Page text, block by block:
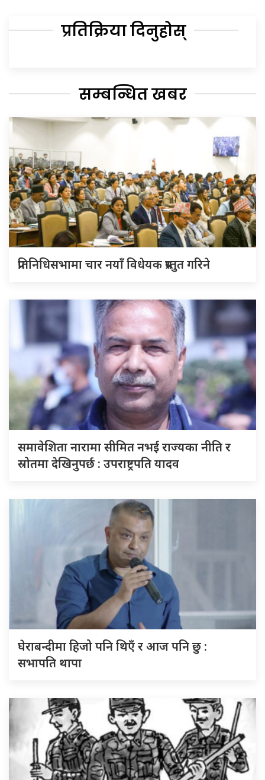
प्रतिक्रिया दिनुहोस्
सम्बन्धित खबर
प्रतिनिधिसभामा चार नयाँ विधेयक प्रस्तुत गरिने
समावेशिता नारामा सीमित नभई राज्यका नीति र
स्रोतमा देखिनुपर्छ : उपराष्ट्रपति यादव
घेराबन्दीमा हिजो पनि थिएँ र आज पनि छु :
सभापति थापा